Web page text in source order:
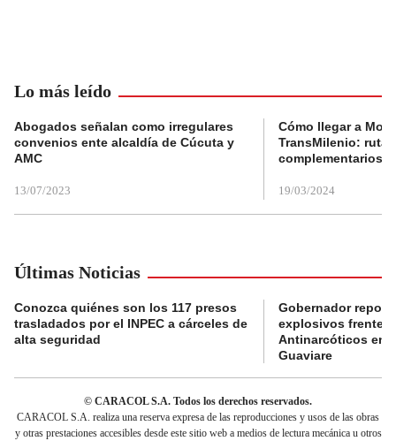
Lo más leído
Abogados señalan como irregulares
convenios ente alcaldía de Cúcuta y
AMC
13/07/2023
Cómo llegar a
TransMilenio:
complementarios
19/03/2024
Últimas Noticias
Conozca quiénes son los 117 presos
trasladados por el INPEC a cárceles de
alta seguridad
Gobernador
explosivos frente a
Antinarcóticos en
Guaviare
© CARACOL S.A. Todos los derechos reservados.
CARACOL S.A. realiza una reserva expresa de las reproducciones y usos de las obras
y otras prestaciones accesibles desde este sitio web a medios de lectura mecánica u otros